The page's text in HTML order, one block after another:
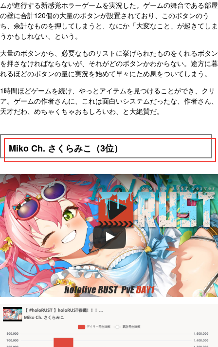
ムが進行する新感覚ホラーゲームを実況した。ゲームの舞台である部屋
の壁に合計120個の大量のボタンが設置されており、このボタンのう
ち、余計なものを押してしまうと、なにか「大変なこと」が起きてしま
うかもしれない、という。
大量のボタンから、必要なものリストに挙げられたものをくれるボタン
を押さなければならないが、それがどのボタンかわからない。途方に暮
れるほどのボタンの量に実況を始めて早々にため息をついてしまう。
1時間ほどゲームを続け、やっとアイテムを見つけることができ、クリ
ア。ゲームの作者さんに、これは面白いシステムだったな、作者さん、
天才だわ、めちゃくちゃおもしろいわ、と大絶賛だ。
Miko Ch. さくらみこ（3位）